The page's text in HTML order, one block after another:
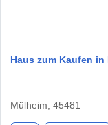
Haus zum Kaufen in
Mülheim, 45481